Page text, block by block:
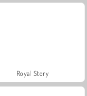
Royal Story